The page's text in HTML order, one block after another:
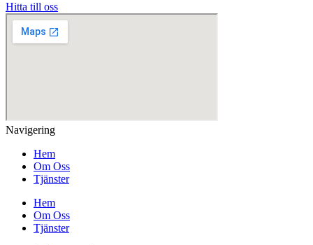
Hitta till oss
Navigering
Hem
Om Oss
Tjänster
Hem
Om Oss
Tjänster